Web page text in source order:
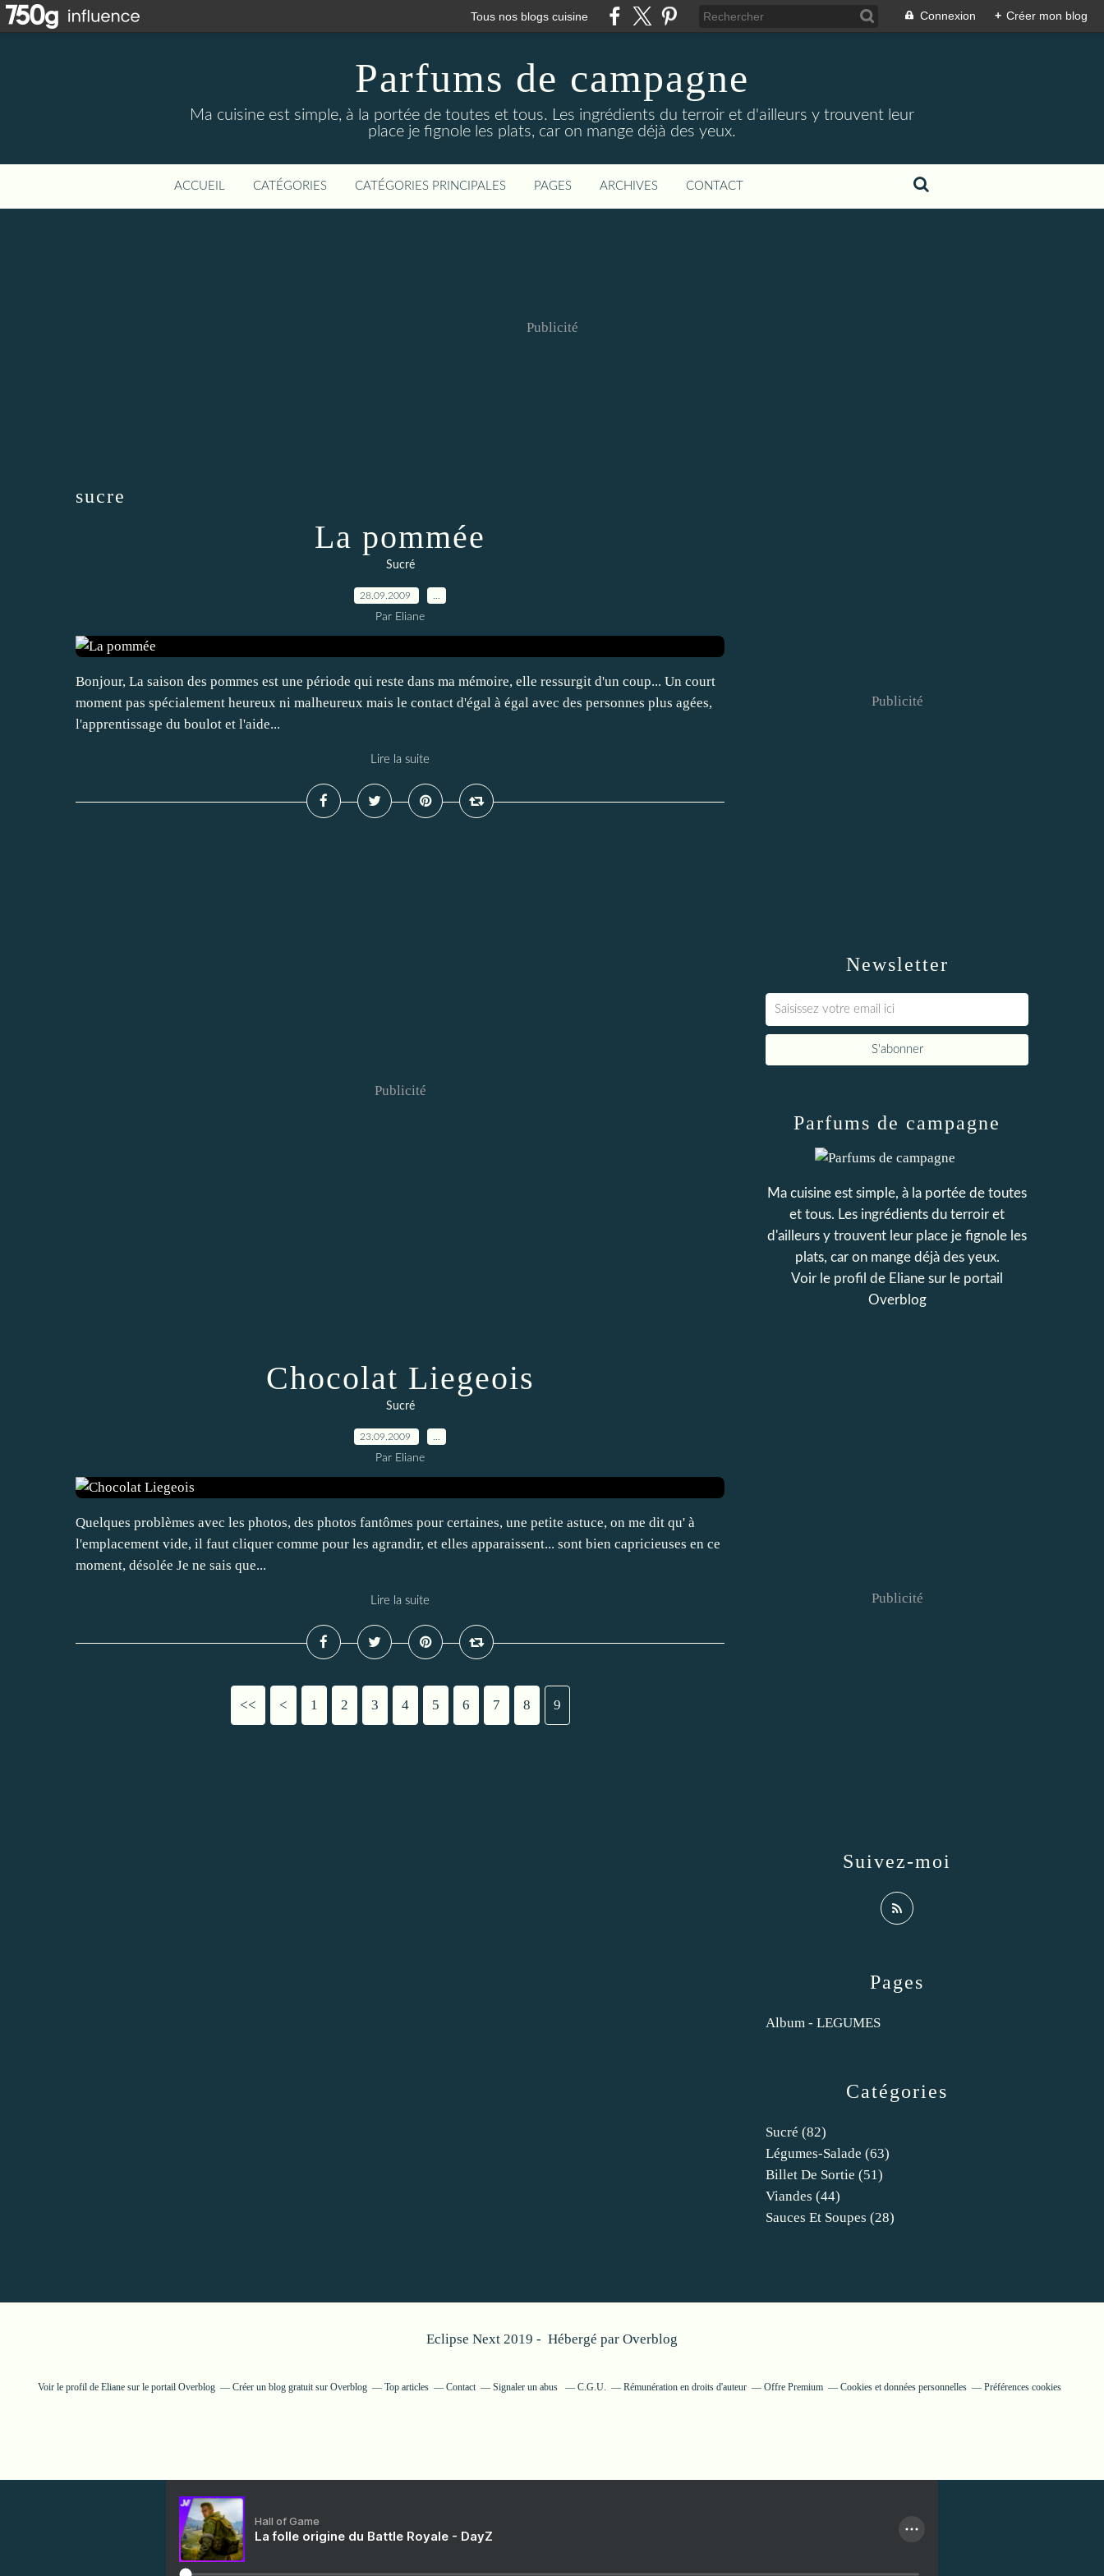
Tous nos blogs cuisine Connexion + Créer mon blog
Parfums de campagne
Ma cuisine est simple, à la portée de toutes et tous. Les ingrédients du terroir et d'ailleurs y trouvent leur
place je fignole les plats, car on mange déjà des yeux.
ACCUEIL CATÉGORIES CATÉGORIES PRINCIPALES PAGES ARCHIVES CONTACT
Publicité
sucre
La pommée
Sucré
28.09.2009
Par Eliane
Bonjour, La saison des pommes est une période qui reste dans ma mémoire, elle ressurgit d'un coup... Un court
moment pas spécialement heureux ni malheureux mais le contact d'égal à égal avec des personnes plus agées,
l'apprentissage du boulot et l'aide...
Lire la suite
Publicité
Chocolat Liegeois
Sucré
23.09.2009
Par Eliane
Quelques problèmes avec les photos, des photos fantômes pour certaines, une petite astuce, on me dit qu' à
l'emplacement vide, il faut cliquer comme pour les agrandir, et elles apparaissent... sont bien capricieuses en ce
moment, désolée Je ne sais que...
Lire la suite
<< < 1 2 3 4 5 6 7 8 9
Newsletter
Publicité
Catégories
Sucré (82)
Légumes-Salade (63)
Billet De Sortie (51)
Viandes (44)
Sauces Et Soupes (28)
Pages
Album - LEGUMES
Parfums de campagne
Ma cuisine est simple, à la portée de toutes
et tous. Les ingrédients du terroir et
d'ailleurs y trouvent leur place je fignole les
plats, car on mange déjà des yeux.
Voir le profil de Eliane sur le portail
Overblog
Suivez-moi
Publicité
Eclipse Next 2019 - Hébergé par Overblog
Voir le profil de Eliane sur le portail Overblog Créer un blog gratuit sur Overblog Top articles Contact Signaler un abus C.G.U. Rémunération en droits d'auteur Offre Premium Cookies et données personnelles Préférences cookies
Hall of Game
La folle origine du Battle Royale - DayZ